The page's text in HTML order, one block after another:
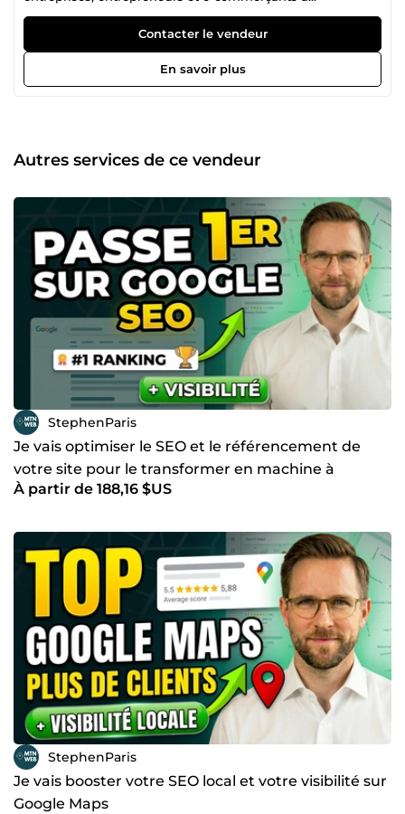
transformer leur trafic en résultats concrets grâce à des
stratégies centrées sur un objectif simple : 👉 vendre.
Aujourd’hui, beaucoup ont : du trafic des publicités des
sites Mais peu obtiennent réellement des résultats.
Pourquoi ? 👉 Parce que tout repose sur le message, la
campagnes ✔ créer des systèmes qui génèrent des
résultats Mes domaines d’expertise : 👉 SEO
(Facebook / Instagram) 👉 Copywriting (pages, pubs,
emails) 👉 tunnels de conversion Mon approche est simple
: 👉 pas de blabla 👉 pas de théorie inutile 👉 uniquement
des éléments pensés pour performer Chaque projet est
travaillé avec un objectif clair : 👉 obtenir des résultats
mesurables Si vous cherchez quelqu’un pour : 👉 vendre
plus 👉 optimiser vos performances 👉 ou comprendre ce
qui bloque Vous êtes au bon endroit. 📩 N’hésitez pas à
m’envoyer un message avant de commander. Je vous dirai
honnêtement si je peux vous aider.
Contacter le vendeur
En savoir plus
Autres services de ce vendeur
StephenParis
Je vais optimiser le SEO et le référencement de
votre site pour le transformer en machine à
visibilité
À partir de 188,16 $US
StephenParis
Je vais booster votre SEO local et votre visibilité sur
Google Maps